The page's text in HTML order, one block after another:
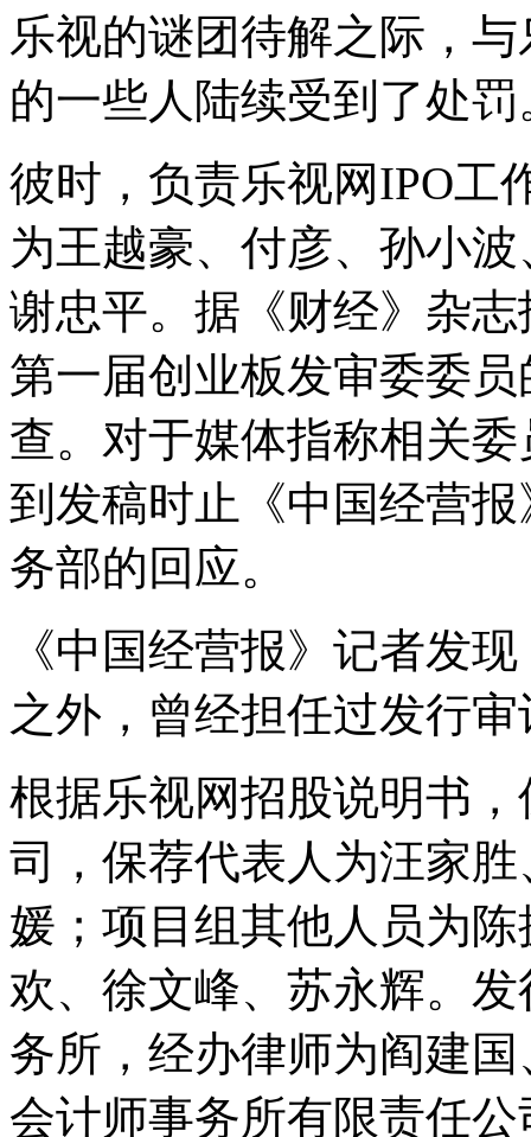
乐视的谜团待解之际，
的一些人陆续受到了处罚
彼时，负责乐视网IPO工
为王越豪、付彦、孙小
谢忠平。据《财经》杂
第一届创业板发审委委
查。对于媒体指称相关
到发稿时止《中国经营
务部的回应。
《中国经营报》记者发
之外，曾经担任过发行
根据乐视网招股说明书
司，保荐代表人为汪家
媛；项目组其他人员为
欢、徐文峰、苏永辉。
务所，经办律师为阎建
会计师事务所有限责任